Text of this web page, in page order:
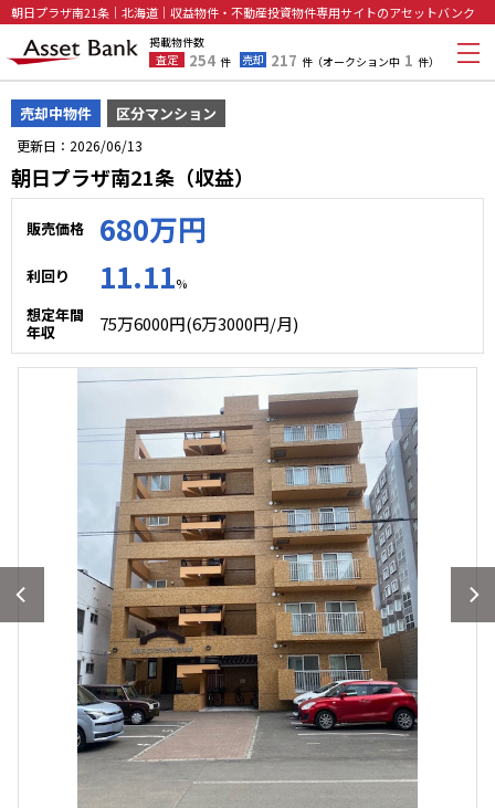
朝日プラザ南21条｜北海道｜収益物件・不動産投資物件専用サイトのアセットバンク
掲載物件数
査定
254 件 売却 217 件（オークション中 1 件）
売却中物件 区分マンション
更新日：2026/06/13
朝日プラザ南21条（収益）
販売価格 680万円
利回り 11.11%
想定年間
年収
75万6000円(6万3000円/月)